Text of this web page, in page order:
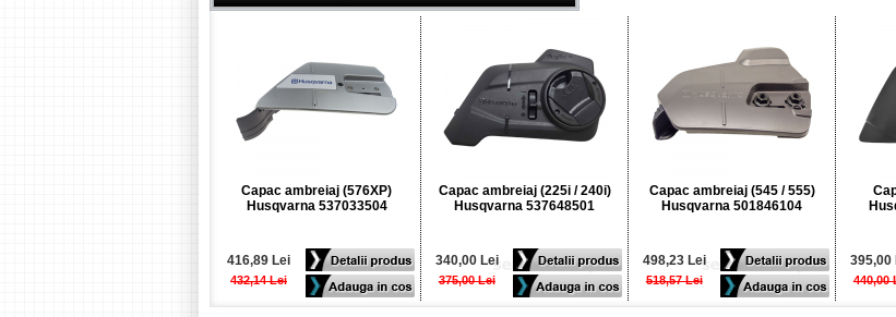
Capac ambreiaj (576XP)
Husqvarna 537033504
416,89 Lei
432,14 Lei
Capac ambreiaj (225i / 240i)
Husqvarna 537648501
340,00 Lei
375,00 Lei
Capac ambreiaj (545 / 555)
Husqvarna 501846104
498,23 Lei
518,57 Lei
395,00
440,00